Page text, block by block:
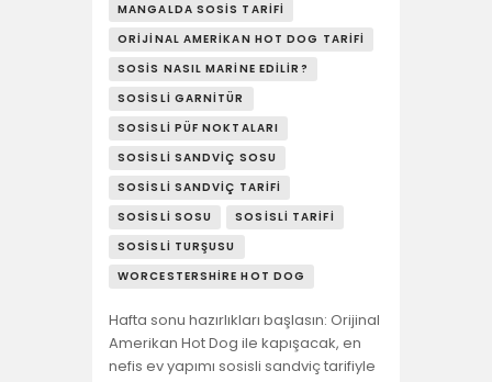
MANGALDA SOSIS TARIFI
ORIJINAL AMERIKAN HOT DOG TARIFI
SOSIS NASIL MARINE EDILIR?
SOSISLI GARNITÜR
SOSISLI PÜF NOKTALARI
SOSISLI SANDVIÇ SOSU
SOSISLI SANDVIÇ TARIFI
SOSISLI SOSU
SOSISLI TARIFI
SOSISLI TURŞUSU
WORCESTERSHIRE HOT DOG
Hafta sonu hazırlıkları başlasın: Orijinal
Amerikan Hot Dog ile kapışacak, en
nefis ev yapımı sosisli sandviç tarifiyle